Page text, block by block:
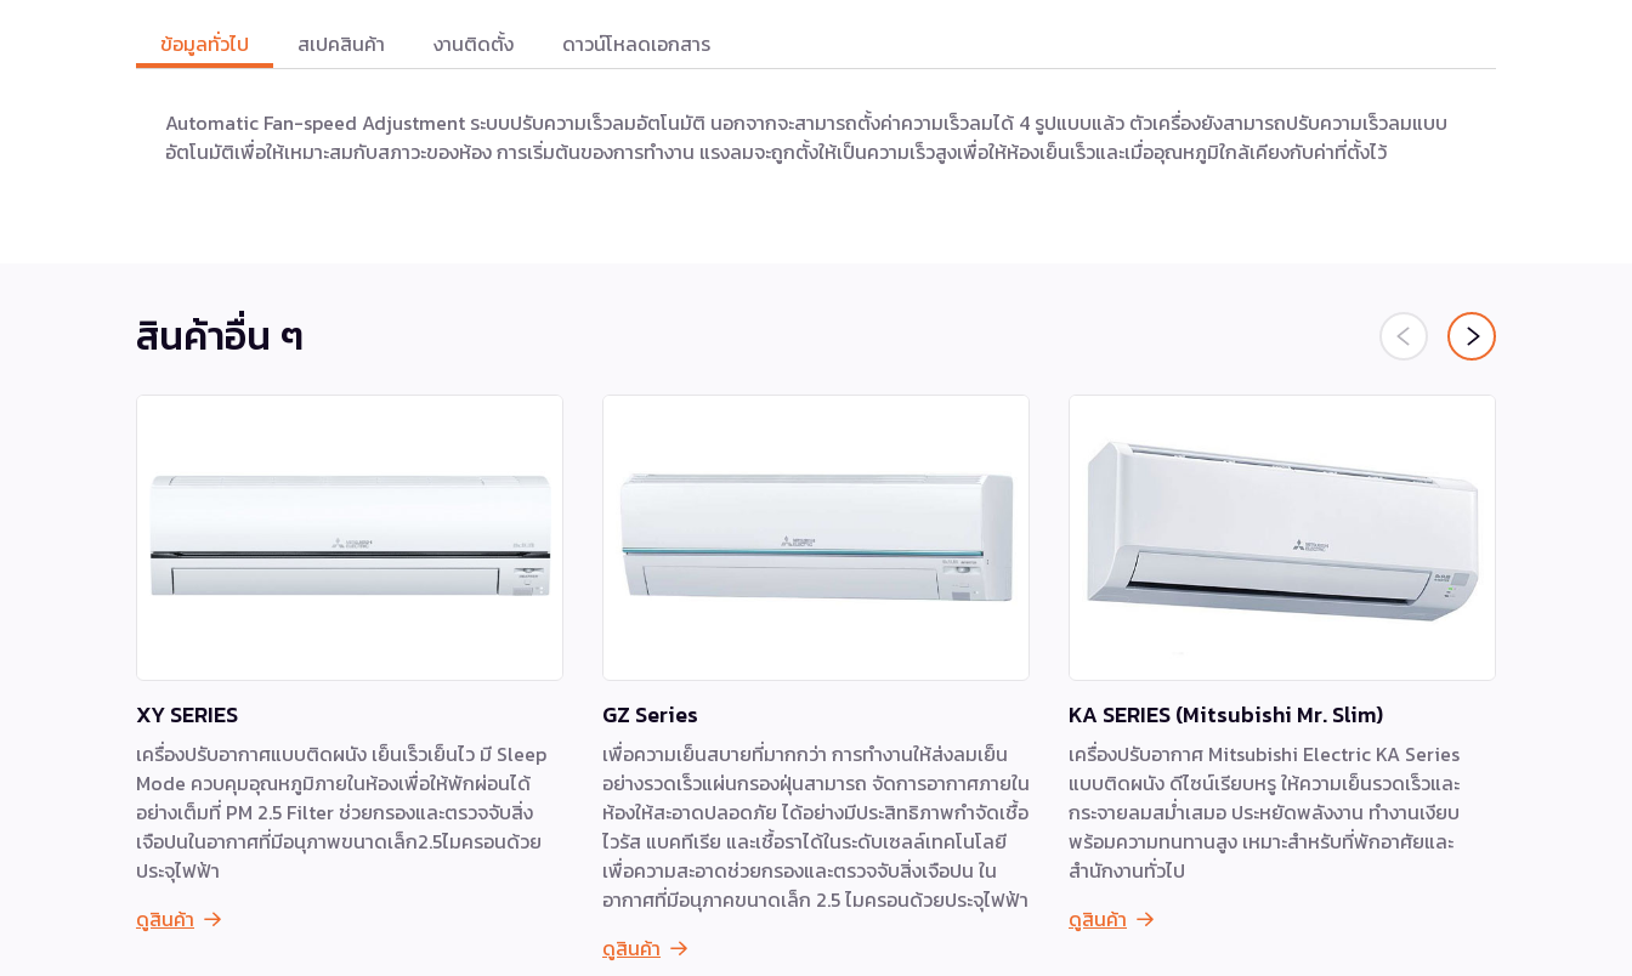
ข้อมูลทั่วไป สเปคสินค้า งานติดตั้ง ดาวน์โหลดเอกสาร
Automatic Fan-speed Adjustment ระบบปรับความเร็วลมอัตโนมัติ นอกจากจะสามารถตั้งค่าความเร็วลมได้ 4 รูปแบบแล้ว ตัวเครื่องยังสามารถปรับความเร็วลมแบบ
อัตโนมัติเพื่อให้เหมาะสมกับสภาวะของห้อง การเริ่มต้นของการทำงาน แรงลมจะถูกตั้งให้เป็นความเร็วสูงเพื่อให้ห้องเย็นเร็วและเมื่ออุณหภูมิใกล้เคียงกับค่าที่ตั้งไว้
สินค้าอื่น ๆ
XY SERIES
เครื่องปรับอากาศแบบติดผนัง เย็นเร็วเย็นไว มี Sleep
Mode ควบคุมอุณหภูมิภายในห้องเพื่อให้พักผ่อนได้
อย่างเต็มที่ PM 2.5 Filter ช่วยกรองและตรวจจับสิ่ง
เจือปนในอากาศที่มีอนุภาพขนาดเล็ก2.5ไมครอนด้วย
ประจุไฟฟ้า
ดูสินค้า
GZ Series
เพื่อความเย็นสบายที่มากกว่า การทำงานให้ส่งลมเย็น
อย่างรวดเร็วแผ่นกรองฝุ่นสามารถ จัดการอากาศภายใน
ห้องให้สะอาดปลอดภัย ได้อย่างมีประสิทธิภาพกำจัดเชื้อ
ไวรัส แบคทีเรีย และเชื้อราได้ในระดับเซลล์เทคโนโลยี
เพื่อความสะอาดช่วยกรองและตรวจจับสิ่งเจือปน ใน
อากาศที่มีอนุภาคขนาดเล็ก 2.5 ไมครอนด้วยประจุไฟฟ้า
ดูสินค้า
KA SERIES (Mitsubishi Mr. Slim)
เครื่องปรับอากาศ Mitsubishi Electric KA Series
แบบติดผนัง ดีไซน์เรียบหรู ให้ความเย็นรวดเร็วและ
กระจายลมสม่ำเสมอ ประหยัดพลังงาน ทำงานเงียบ
พร้อมความทนทานสูง เหมาะสำหรับที่พักอาศัยและ
สำนักงานทั่วไป
ดูสินค้า